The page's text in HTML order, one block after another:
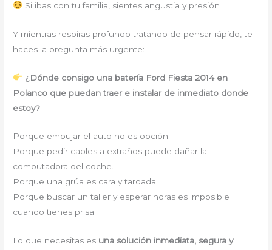
Si ibas con tu familia, sientes angustia y presión
Y mientras respiras profundo tratando de pensar rápido, te
haces la pregunta más urgente:
¿Dónde consigo una batería Ford Fiesta 2014 en
Polanco que puedan traer e instalar de inmediato donde
estoy?
Porque empujar el auto no es opción.
Porque pedir cables a extraños puede dañar la
computadora del coche.
Porque una grúa es cara y tardada.
Porque buscar un taller y esperar horas es imposible
cuando tienes prisa.
Lo que necesitas es una solución inmediata, segura y